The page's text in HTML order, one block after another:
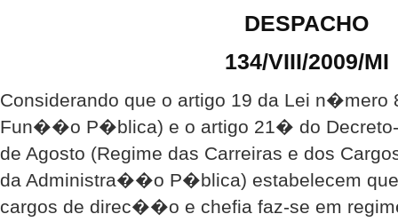
DESPACHO
134/VIII/2009/MI
Considerando que o artigo 19 da Lei n�mero
Fun��o P�blica) e o artigo 21� do
de Agosto (Regime das Carreiras e dos
da Administra��o P�blica) estabelecem
cargos de direc��o e chefia faz-se em